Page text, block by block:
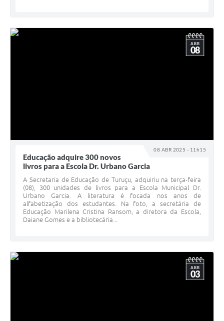
08 ABR 2025 - 11h15
ABR
08
Educação adquire 300 novos
livros para a Escola Dr. Urbano Garcia
A Secretaria de Educação de Turuçu, adquiriu na terça-feira
(08), 300 unidades de livros para a Escola Municipal Dr.
Urbano Garcia. A literatura é focada nos anos de
alfabetização dos estudantes. Na foto, a secretária de
Educação Marilena Cristina Ransom, a diretora da Escola,
Daiane Gomes e a bibliotecária...
ABR
03